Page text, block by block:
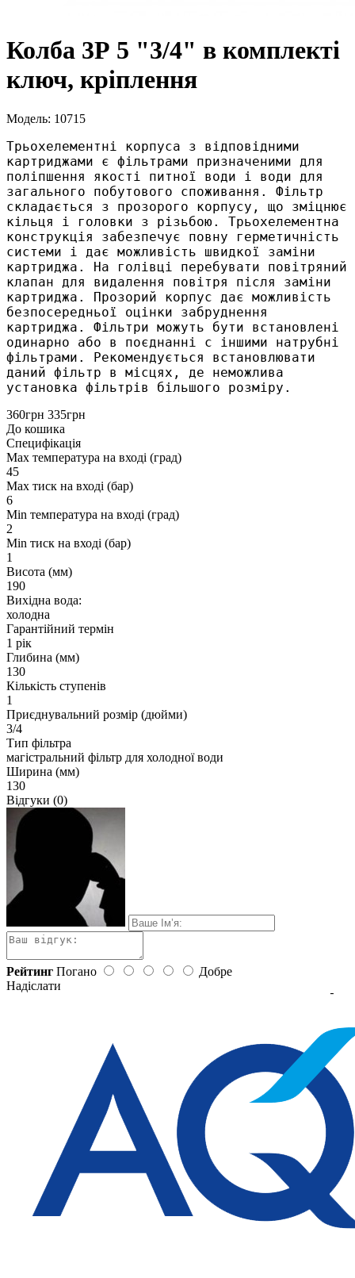
Колба 3Р 5 "3/4" в комплекті
ключ, кріплення
Модель: 10715
Трьохелементні корпуса з відповідними
картриджами є фільтрами призначеними для
поліпшення якості питної води і води для
загального побутового споживання. Фільтр
складається з прозорого корпусу, що зміцнює
кільця і ​​головки з різьбою. Трьохелементна
конструкція забезпечує повну герметичність
системи і дає можливість швидкої заміни
картриджа. На голівці перебувати повітряний
клапан для видалення повітря після заміни
картриджа. Прозорий корпус дає можливість
безпосередньої оцінки забруднення
картриджа. Фільтри можуть бути встановлені
одинарно або в поєднанні c іншими натрубні
фільтрами. Рекомендується встановлювати
даний фільтр в місцях, де неможлива
установка фільтрів більшого розміру.
360грн 335грн
До кошика
Специфікація
Max температура на вході (град)
45
Max тиск на вході (бар)
6
Min температура на вході (град)
2
Min тиск на вході (бар)
1
Висота (мм)
190
Вихідна вода:
холодна
Гарантійний термін
1 рік
Глибина (мм)
130
Кількість ступенів
1
Приєднувальний розмір (дюйми)
3/4
Тип фільтра
магістральний фільтр для холодної води
Ширина (мм)
130
Відгуки (0)
Рейтинг Погано
Добре
Надіслати